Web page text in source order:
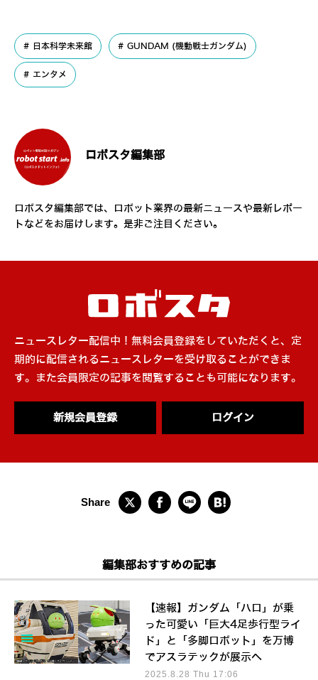
日本科学未来館 GUNDAM (機動戦士ガンダム)
エンタメ
ロボスタ編集部
ロボスタ編集部では、ロボット業界の最新ニュースや最新レポー
トなどをお届けします。是非ご注目ください。
ニュースレター配信中！無料会員登録をしていただくと、定
期的に配信されるニュースレターを受け取ることができま
す。また会員限定の記事を閲覧することも可能になります。
新規会員登録 ログイン
編集部おすすめの記事
【速報】ガンダム「ハロ」が乗
った可愛い「巨大4足歩行型ライ
ド」と「多脚ロボット」を万博
でアスラテックが展示へ
2025.8.28 Thu 17:06